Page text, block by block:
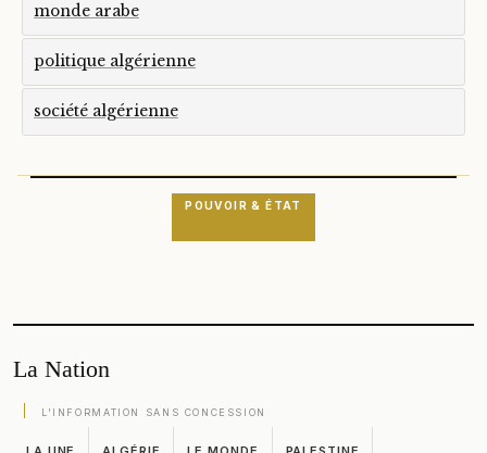
monde arabe
politique algérienne
société algérienne
POUVOIR & ÉTAT
La Nation
L'INFORMATION SANS CONCESSION